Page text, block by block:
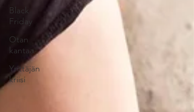
Black
Friday
Otan
kantaa
Yrittäjän
kriisi